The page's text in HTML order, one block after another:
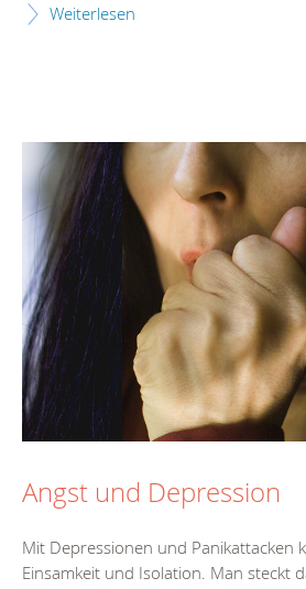
Weiterlesen
Angst und Depression
Mit Depressionen und Panikattacken
Einsamkeit und Isolation. Man steckt